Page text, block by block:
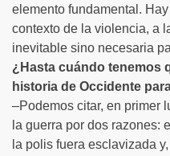
elemento fundamental.
contexto de la violencia, a
inevitable sino necesaria
¿Hasta cuándo tenemos
historia de Occidente
–Podemos citar, en primer
la guerra por dos razones:
la polis fuera esclavizada